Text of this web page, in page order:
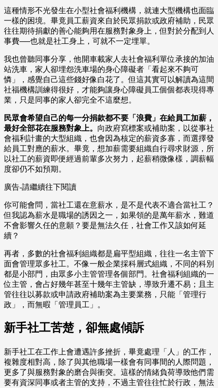
這種情形不光發生在小型社會福利機構，就連大型機構也面臨
一樣的困境。畢竟員工薪資來自於民眾捐款或政府補助，民眾
往往期待捐獻的善心能夠用在服務對象身上，但對於分配到人
事費──也就是社工身上，可就不一定埋單。
我也曾聽同事分享，他開車載家人去社會福利單位承接的加油
站洗車，家人卻埋怨洗車場的身心障礙者「看起來不夠可
憐」，感覺自己這些錢好像白花了。但這其實可以解讀為這間
社福機構訓練得很好，才能夠讓身心障礙員工個個都表現得專
業，只是同事的家人卻完全不這麼想。
民眾會希望自己的每一分捐款都不要「浪費」在給員工加薪，
最好全部花在服務對象上。 向政府寫標案或補助案，以從事社
會福利計畫的大型組織，也會因為核定的薪資多寡，而選擇發
給員工對應的薪水。畢竟，想加薪需要組織自行尋求財源，所
以社工的薪資即便經過前輩多次努力，起薪稍微像樣，調薪幅
度卻仍不如預期。
廣告-請繼續往下閱讀
你可能會問，當社工還在意薪水，是不是代表不適合當社工？
但我認為薪水是職場的誘因之一，如果領的是萬年薪水，難道
不會影響久任的意願？要是無法久任，社會工作又該如何延
續？
再者，多數的社會福利組織都是扁平型組織，往往一名主管下
面會管理眾多社工。不像一般企業採科層式組織，不同的科別
都是小部門，由眾多小主管管理各個部門。社會福利組織的一
位主管，會占好幾年甚至十幾年主管缺，導致升遷不易；且主
管往往以募款或申請政府補助案為主要業務，只能「管理行
政」，而無暇「管理員工」。
新手社工苦楚，卻無處傾訴
新手社工在工作上會遭遇許多挫折，畢竟處理「人」的工作，
複雜度相對高，除了與其他職場一樣會有同事間的人際問題，
更多了與服務對象的磨合與衝突。這樣的情緒負荷導致他們需
要有資深同事或者主管的支持，不過主管往往忙於行政，無法